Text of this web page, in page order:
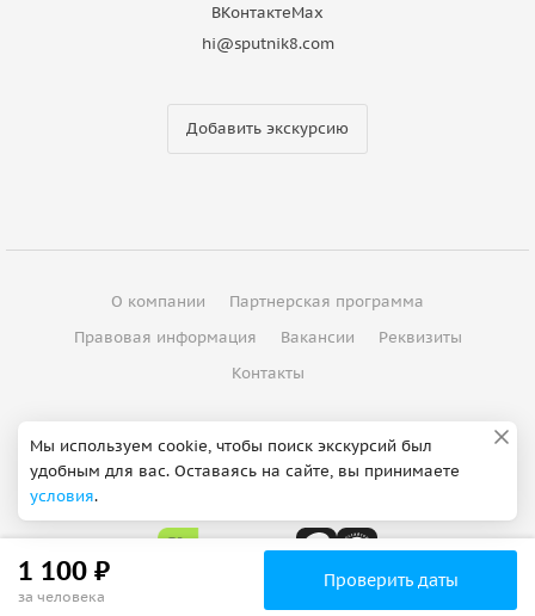
1 100 ₽
за человека
Проверить даты
ВКонтактеMax
hi@sputnik8.com
Добавить экскурсию
О компании
Партнерская программа
Правовая информация
Вакансии
Реквизиты
Контакты
© 2012 - 2026 ООО "Спутник"
Сделано в Петербурге
Мы используем cookie, чтобы поиск экскурсий был
удобным для вас. Оставаясь на сайте, вы принимаете
условия.